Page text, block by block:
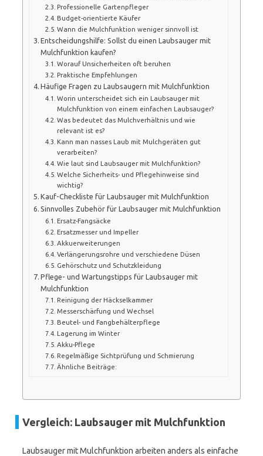
Professionelle Gartenpfleger
Budget-orientierte Käufer
Wann die Mulchfunktion weniger sinnvoll ist
Entscheidungshilfe: Sollst du einen Laubsauger mit
Mulchfunktion kaufen?
Worauf Unsicherheiten oft beruhen
Praktische Empfehlungen
Häufige Fragen zu Laubsaugern mit Mulchfunktion
Worin unterscheidet sich ein Laubsauger mit
Mulchfunktion von einem einfachen Laubsauger?
Was bedeutet das Mulchverhältnis und wie
relevant ist es?
Kann man nasses Laub mit Mulchgeräten gut
verarbeiten?
Wie laut sind Laubsauger mit Mulchfunktion?
Welche Sicherheits- und Pflegehinweise sind
wichtig?
Kauf-Checkliste für Laubsauger mit Mulchfunktion
Sinnvolles Zubehör für Laubsauger mit Mulchfunktion
Ersatz-Fangsäcke
Ersatzmesser und Impeller
Akkuerweiterungen
Verlängerungsrohre und verschiedene Düsen
Gehörschutz und Schutzkleidung
Pflege- und Wartungstipps für Laubsauger mit
Mulchfunktion
Reinigung der Häckselkammer
Messerschärfung und Wechsel
Beutel- und Fangbehälterpflege
Lagerung im Winter
Akku-Pflege
Regelmäßige Sichtprüfung und Schmierung
Ähnliche Beiträge:
Vergleich: Laubsauger mit Mulchfunktion
Laubsauger mit Mulchfunktion arbeiten anders als einfache